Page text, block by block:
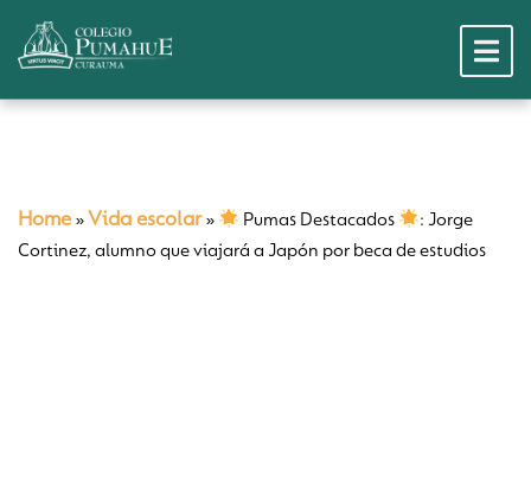
Home » Vida escolar» Pumas Destacados
: Jorge
Cortinez, alumno que viajará a Japón por beca de estudios